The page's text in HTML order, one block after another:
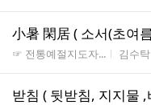
小暑 閑居 ( 소서(초여
게시판명
☞ 전통예절지도자... 작성자
김수탁
받침 ( 뒷받침, 지지물